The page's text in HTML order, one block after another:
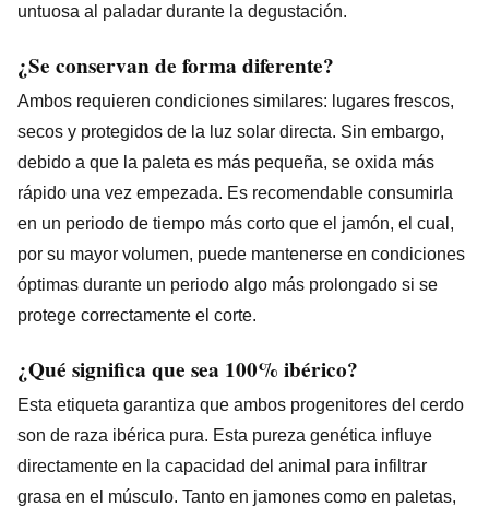
untuosa al paladar durante la degustación.
¿Se conservan de forma diferente?
Ambos requieren condiciones similares: lugares frescos,
secos y protegidos de la luz solar directa. Sin embargo,
debido a que la paleta es más pequeña, se oxida más
rápido una vez empezada. Es recomendable consumirla
en un periodo de tiempo más corto que el jamón, el cual,
por su mayor volumen, puede mantenerse en condiciones
óptimas durante un periodo algo más prolongado si se
protege correctamente el corte.
¿Qué significa que sea 100% ibérico?
Esta etiqueta garantiza que ambos progenitores del cerdo
son de raza ibérica pura. Esta pureza genética influye
directamente en la capacidad del animal para infiltrar
grasa en el músculo. Tanto en jamones como en paletas,